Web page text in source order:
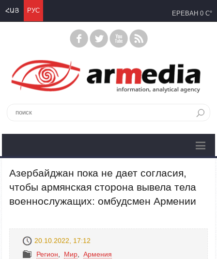
ՀԱՅ РУС ЕРЕВАН 0 C°
Азербайджан пока не дает согласия,
чтобы армянская сторона вывела тела
военнослужащих: омбудсмен Армении
20.10.2022, 17:12
Регион
Mир Армения